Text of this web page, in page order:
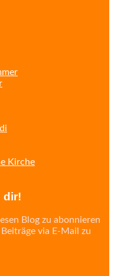
Kirche
dir!
Blog zu abonnieren
via E-Mail zu